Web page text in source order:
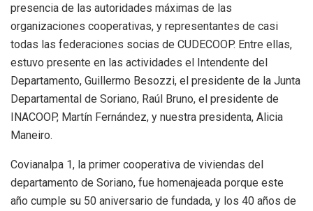
presencia de las autoridades máximas de las
organizaciones cooperativas, y representantes de casi
todas las federaciones socias de CUDECOOP. Entre ellas,
estuvo presente en las actividades el Intendente del
Departamento, Guillermo Besozzi, el presidente de la Junta
Departamental de Soriano, Raúl Bruno, el presidente de
INACOOP, Martín Fernández, y nuestra presidenta, Alicia
Maneiro.
Covianalpa 1, la primer cooperativa de viviendas del
departamento de Soriano, fue homenajeada porque este
año cumple su 50 aniversario de fundada, y los 40 años de